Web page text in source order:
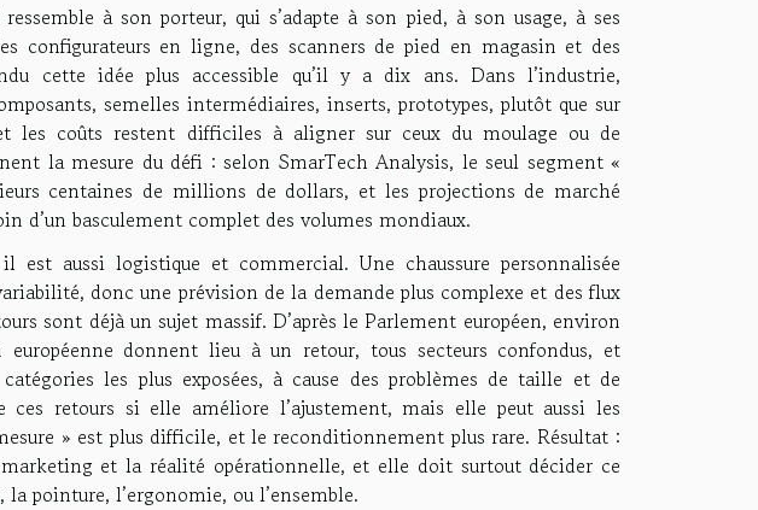
à son porteur, qui s’adapte à son pied, à son usage, à ses
configurateurs en ligne, des scanners de pied en magasin et des
cette idée plus accessible qu’il y a dix ans. Dans l’industrie,
semelles intermédiaires, inserts, prototypes, plutôt que sur
les coûts restent difficiles à aligner sur ceux du moulage ou de
la mesure du défi : selon SmarTech Analysis, le seul segment «
centaines de millions de dollars, et les projections de marché
d’un basculement complet des volumes mondiaux.
est aussi logistique et commercial. Une chaussure personnalisée
donc une prévision de la demande plus complexe et des flux
sont déjà un sujet massif. D’après le Parlement européen, environ
donnent lieu à un retour, tous secteurs confondus, et
les plus exposées, à cause des problèmes de taille et de
ces retours si elle améliore l’ajustement, mais elle peut aussi les
» est plus difficile, et le reconditionnement plus rare. Résultat :
et la réalité opérationnelle, et elle doit surtout décider ce
pointure, l’ergonomie, ou l’ensemble.